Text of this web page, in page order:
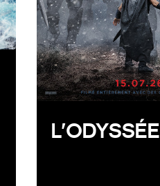
L’ODYSSÉE